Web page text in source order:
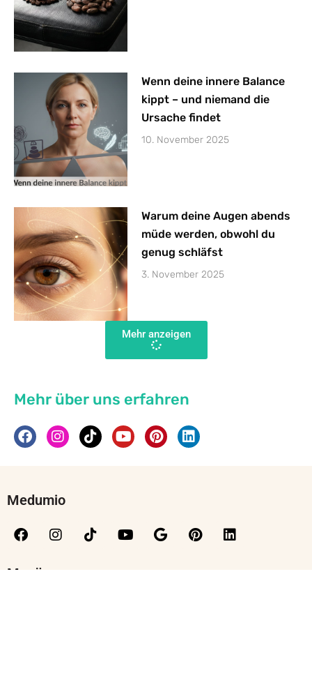
Wenn deine innere Balance
kippt – und niemand die
Ursache findet
10. November 2025
Warum deine Augen abends
müde werden, obwohl du
genug schläfst
3. November 2025
Mehr anzeigen
Mehr über uns erfahren
Medumio
Menü